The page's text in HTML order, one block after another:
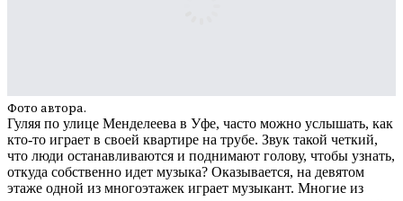
Фото автора.
Гуляя по улице Менделеева в Уфе, часто можно услышать, как
кто-то играет в своей квартире на трубе. Звук такой четкий,
что люди останавливаются и поднимают голову, чтобы узнать,
откуда собственно идет музыка? Оказывается, на девятом
этаже одной из многоэтажек играет музыкант. Многие из